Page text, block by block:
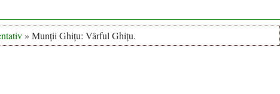
» Munții Ghițu: Vârful Ghițu.